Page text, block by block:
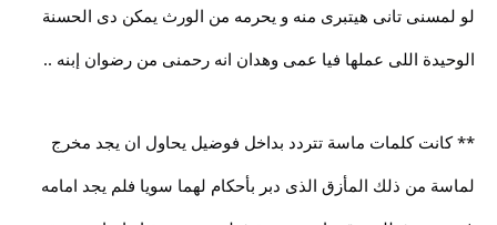
لو لمسنى تانى هيتبرى منه و يحرمه من الورث يمكن دى الحسنة
الوحيدة اللى عملها فيا عمى وهدان انه رحمنى من رضوان إبنه ..
** كانت كلمات ماسة تتردد بداخل فوضيل يحاول ان يجد مخرج
لماسة من ذلك المأزق الذى دبر بأحكام لهما سويا فلم يجد امامه